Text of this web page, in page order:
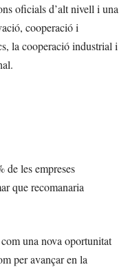
oficials d’alt nivell i una
cooperació i
la cooperació industrial i
de les empreses
que recomanaria
una nova oportunitat
per avançar en la